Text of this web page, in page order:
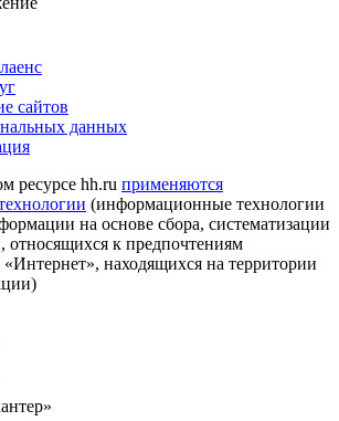
сайтов
данных
ресурсе hh.ru применяются
(информационные технологии
на основе сбора, систематизации
относящихся к предпочтениям
«Интернет», находящихся на территории